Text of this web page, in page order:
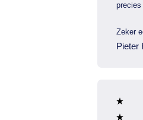
precies
Zeker
Pieter